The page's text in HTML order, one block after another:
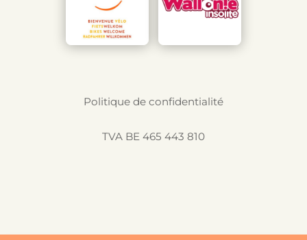
Politique de confidentialité
TVA BE 465 443 810